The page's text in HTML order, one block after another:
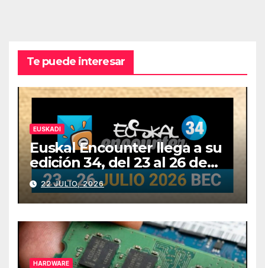
Te puede interesar
EUSKADI
Euskal Encounter llega a su
edición 34, del 23 al 26 de
julio
22 JULIO, 2026
HARDWARE